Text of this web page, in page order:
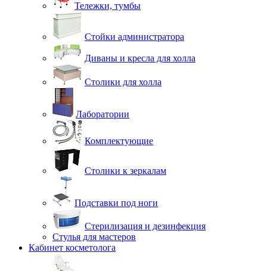
Тележки, тумбы
Стойки администратора
Диваны и кресла для холла
Столики для холла
Лаборатории
Комплектующие
Столики к зеркалам
Подставки под ноги
Стерилизация и дезинфекция
Стулья для мастеров
Кабинет косметолога